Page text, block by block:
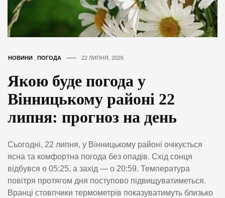
НОВИНИ ПОГОДА 22 ЛИПНЯ, 2026
Якою буде погода у
Вінницькому районі 22
липня: прогноз на день
Сьогодні, 22 липня, у Вінницькому районі очікується
ясна та комфортна погода без опадів. Схід сонця
відбувся о 05:25, а захід — о 20:59. Температура
повітря протягом дня поступово підвищуватиметься.
Вранці стовпчики термометрів показуватимуть близько